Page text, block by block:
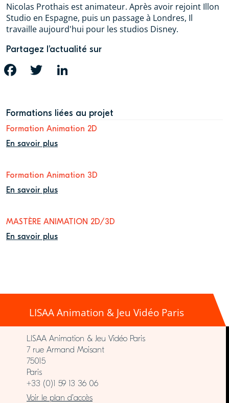
Nicolas Prothais est animateur. Après avoir rejoint Illon
Studio en Espagne, puis un passage à Londres, Il
travaille aujourd'hui pour les studios Disney.
Partagez l’actualité sur
FACEBOOK TWITTER
Formations liées au projet
Formation Animation 2D
En savoir plus
Formation Animation 3D
En savoir plus
MASTÈRE ANIMATION 2D/3D
En savoir plus
LISAA Animation & Jeu Vidéo Paris
LISAA Animation & Jeu Vidéo Paris
7 rue Armand Moisant
75015
Paris
+33 (0)1 59 13 36 06
Voir le plan d’accès